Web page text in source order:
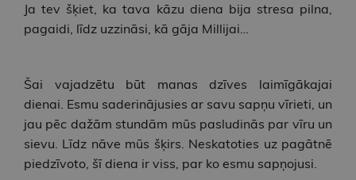
Ja tev šķiet, ka tava kāzu diena bija stresa pilna,
pagaidi, līdz uzzināsi, kā gāja Millijai…
Šai vajadzētu būt manas dzīves laimīgākajai
dienai. Esmu saderinājusies ar savu sapņu vīrieti, un
jau pēc dažām stundām mūs pasludinās par vīru un
sievu. Līdz nāve mūs šķirs. Neskatoties uz pagātnē
piedzīvoto, šī diena ir viss, par ko esmu sapņojusi.